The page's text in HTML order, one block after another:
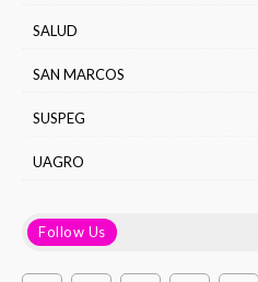
SALUD
SAN MARCOS
SUSPEG
UAGRO
Follow Us